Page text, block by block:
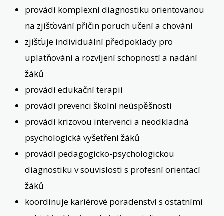
provádí komplexní diagnostiku orientovanou
na zjišťování příčin poruch učení a chování
zjišťuje individuální předpoklady pro
uplatňování a rozvíjení schopností a nadání
žáků
provádí edukační terapii
provádí prevenci školní neúspěšnosti
provádí krizovou intervenci a neodkladná
psychologická vyšetření žáků
provádí pedagogicko-psychologickou
diagnostiku v souvislosti s profesní orientací
žáků
koordinuje kariérové poradenství s ostatními